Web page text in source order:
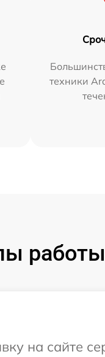
техники
работы
на сайте